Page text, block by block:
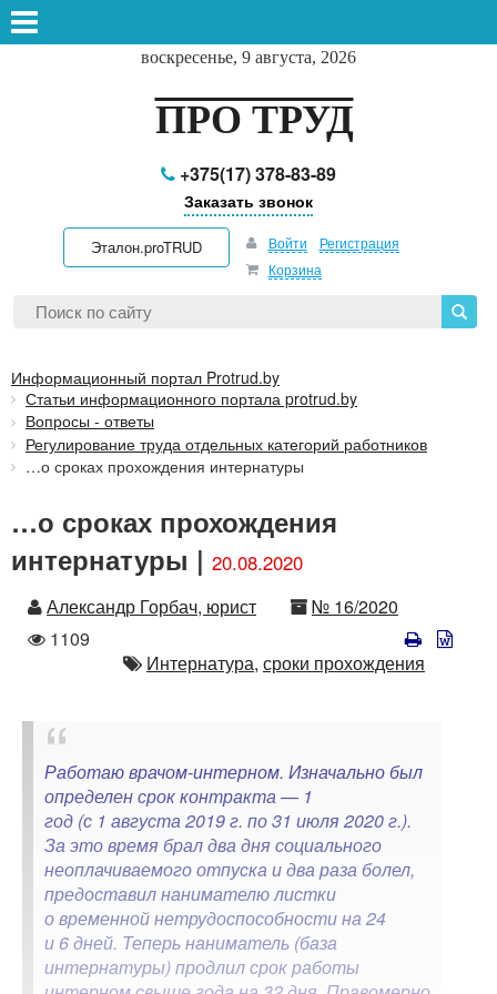
воскресенье, 9 августа, 2026
ПРО ТРУД
+375(17) 378-83-89
Заказать звонок
Эталон.proTRUD Войти
Регистрация
Корзина
Информационный портал Protrud.by
Статьи информационного портала protrud.by
Вопросы - ответы
Регулирование труда отдельных категорий работников
…о сроках прохождения интернатуры
…о сроках прохождения
интернатуры | 20.08.2020
Автор
Александр Горбач, юрист Номер
№ 16/2020
Количество
просмотров
1109
Автор
Интернатура, сроки прохождения
Работаю врачом-интерном. Изначально был
определен срок контракта — 1
год (с 1 августа 2019 г. по 31 июля 2020 г.).
За это время брал два дня социального
неоплачиваемого отпуска и два раза болел,
предоставил нанимателю листки
о временной нетрудоспособности на 24
и 6 дней. Теперь наниматель (база
интернатуры) продлил срок работы